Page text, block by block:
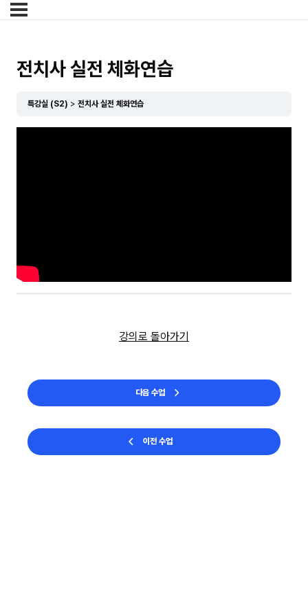
전치사 실전 체화연습
특강실 (S2) 전치사 실전 체화연습
이전 수업
강의로 돌아가기
다음 수업